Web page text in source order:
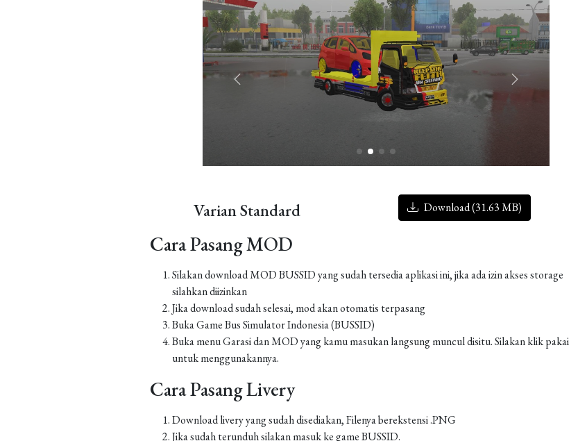
Varian Standard Download (31.63 MB)
Cara Pasang MOD
Silakan download MOD BUSSID yang sudah tersedia aplikasi ini, jika ada izin akses storage
silahkan diizinkan
Jika download sudah selesai, mod akan otomatis terpasang
Buka Game Bus Simulator Indonesia (BUSSID)
Buka menu Garasi dan MOD yang kamu masukan langsung muncul disitu. Silakan klik pakai
untuk menggunakannya.
Cara Pasang Livery
Download livery yang sudah disediakan, Filenya berekstensi .PNG
Jika sudah terunduh silakan masuk ke game BUSSID.